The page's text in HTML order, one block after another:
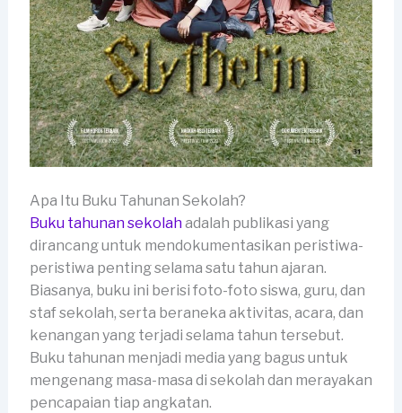
Apa Itu Buku Tahunan Sekolah?
Buku tahunan sekolahadalah publikasi yang
dirancang untuk mendokumentasikan peristiwa-
peristiwa penting selama satu tahun ajaran.
Biasanya, buku ini berisi foto-foto siswa, guru, dan
staf sekolah, serta beraneka aktivitas, acara, dan
kenangan yang terjadi selama tahun tersebut.
Buku tahunan menjadi media yang bagus untuk
mengenang masa-masa di sekolah dan merayakan
pencapaian tiap angkatan.